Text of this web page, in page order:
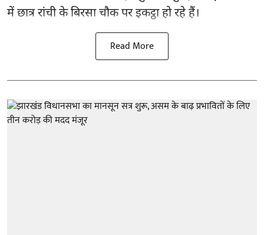
में छात्र रांची के बिरसा चौक पर इकट्ठा हो रहे हैं।
Read More